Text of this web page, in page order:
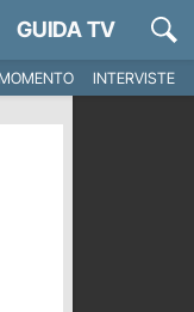
GUIDA TV
INTERVISTE